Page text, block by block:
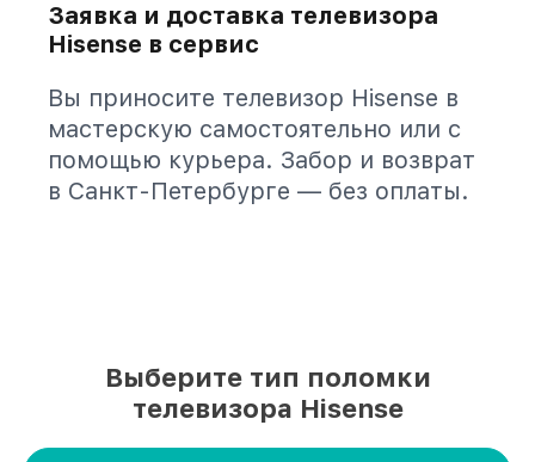
Заявка и доставка телевизора
Hisense в сервис
Вы приносите телевизор Hisense в
мастерскую самостоятельно или с
помощью курьера. Забор и возврат
в Санкт-Петербурге — без оплаты.
Выберите тип поломки
телевизора Hisense